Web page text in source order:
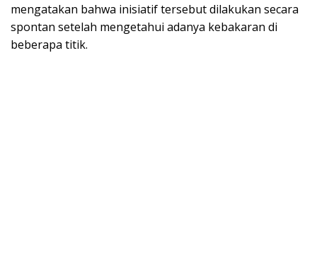
mengatakan bahwa inisiatif tersebut dilakukan secara
spontan setelah mengetahui adanya kebakaran di
beberapa titik.